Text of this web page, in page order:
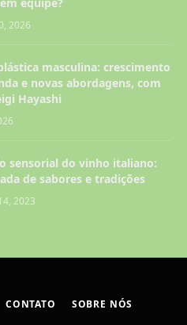
2026
masculina: crescimento
e novas abordagens, com
Hayashi
sensorial do vinho italiano:
de sabores e tradições
2023
CONTATO SOBRE NÓS